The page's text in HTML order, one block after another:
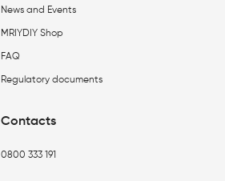
Contacts
0800 333 191
News and Events
MRIYDIY Shop
FAQ
Regulatory documents